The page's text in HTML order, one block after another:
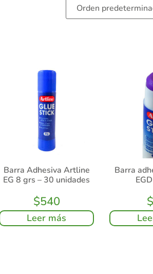
Barra Adhesiva Artline
EG 8 grs – 30 unidades
$540
Leer más
Barra
$